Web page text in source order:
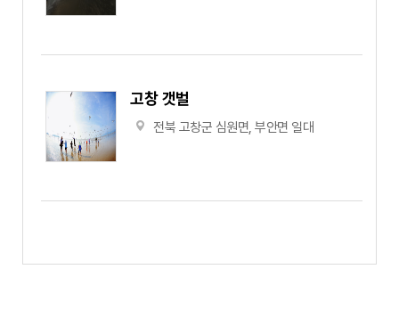
고창 갯벌
전북 고창군 심원면, 부안면 일대